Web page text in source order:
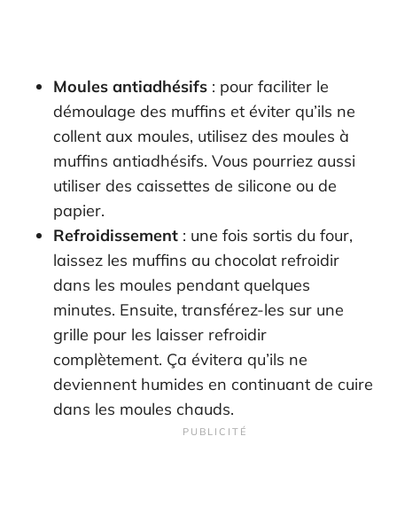
Moules antiadhésifs : pour faciliter le
démoulage des muffins et éviter qu’ils ne
collent aux moules, utilisez des moules à
muffins antiadhésifs. Vous pourriez aussi
utiliser des caissettes de silicone ou de
papier.
Refroidissement : une fois sortis du four,
laissez les muffins au chocolat refroidir
dans les moules pendant quelques
minutes. Ensuite, transférez-les sur une
grille pour les laisser refroidir
complètement. Ça évitera qu’ils ne
deviennent humides en continuant de cuire
dans les moules chauds.